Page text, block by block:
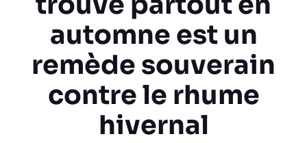
automne est un
remède souverain
contre le rhume
hivernal